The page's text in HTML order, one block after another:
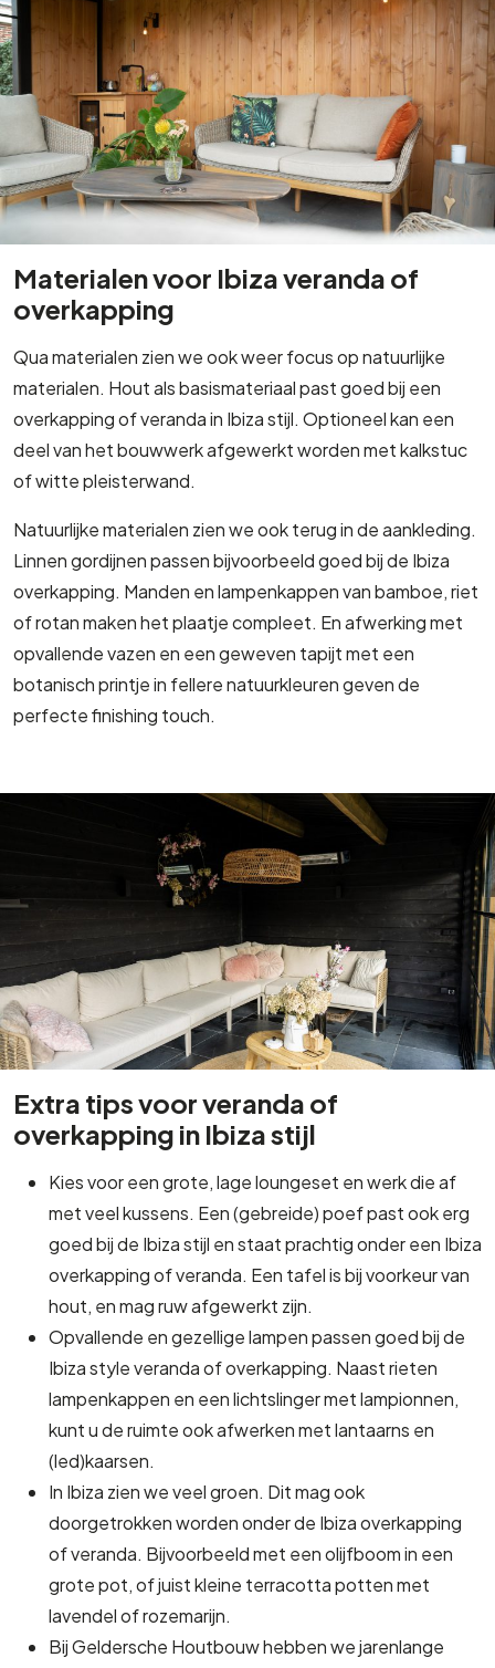
Materialen voor Ibiza veranda of
overkapping
Qua materialen zien we ook weer focus op natuurlijke
materialen. Hout als basismateriaal past goed bij een
overkapping of veranda in Ibiza stijl. Optioneel kan een
deel van het bouwwerk afgewerkt worden met kalkstuc
of witte pleisterwand.
Natuurlijke materialen zien we ook terug in de aankleding.
Linnen gordijnen passen bijvoorbeeld goed bij de Ibiza
overkapping. Manden en lampenkappen van bamboe, riet
of rotan maken het plaatje compleet. En afwerking met
opvallende vazen en een geweven tapijt met een
botanisch printje in fellere natuurkleuren geven de
perfecte finishing touch.
Extra tips voor veranda of
overkapping in Ibiza stijl
Kies voor een grote, lage loungeset en werk die af
met veel kussens. Een (gebreide) poef past ook erg
goed bij de Ibiza stijl en staat prachtig onder een Ibiza
overkapping of veranda. Een tafel is bij voorkeur van
hout, en mag ruw afgewerkt zijn.
Opvallende en gezellige lampen passen goed bij de
Ibiza style veranda of overkapping. Naast rieten
lampenkappen en een lichtslinger met lampionnen,
kunt u de ruimte ook afwerken met lantaarns en
(led)kaarsen.
In Ibiza zien we veel groen. Dit mag ook
doorgetrokken worden onder de Ibiza overkapping
of veranda. Bijvoorbeeld met een olijfboom in een
grote pot, of juist kleine terracotta potten met
lavendel of rozemarijn.
Bij Geldersche Houtbouw hebben we jarenlange